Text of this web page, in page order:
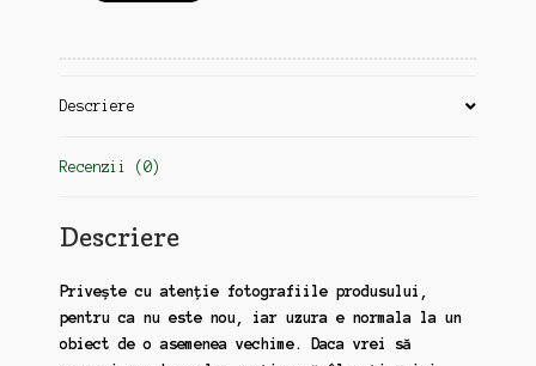
raritate,
Descriere
Recenzii (0)
Descriere
Privește cu atenție fotografiile produsului,
pentru ca nu este nou, iar uzura e normala la un
obiect de o asemenea vechime. Daca vrei să